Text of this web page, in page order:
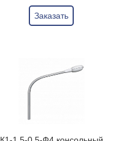
Заказать